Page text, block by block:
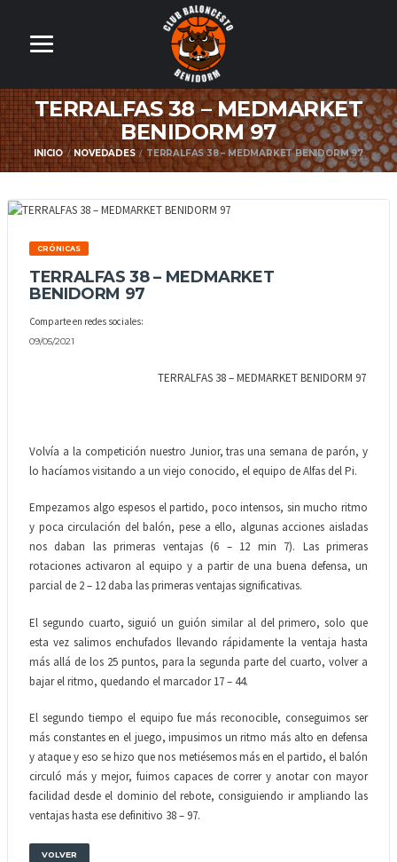
TERRALFAS 38 – MEDMARKET
BENIDORM 97
INICIO NOVEDADES TERRALFAS 38 – MEDMARKET BENIDORM 97
CRÓNICAS
TERRALFAS 38 – MEDMARKET
BENIDORM 97
Comparte en redes sociales:
09/05/2021
TERRALFAS 38 – MEDMARKET BENIDORM 97
Volvía a la competición nuestro Junior, tras una semana de parón, y
lo hacíamos visitando a un viejo conocido, el equipo de Alfas del Pi.
Empezamos algo espesos el partido, poco intensos, sin mucho ritmo
y poca circulación del balón, pese a ello, algunas acciones aisladas
nos daban las primeras ventajas (6 – 12 min 7). Las primeras
rotaciones activaron al equipo y a partir de una buena defensa, un
parcial de 2 – 12 daba las primeras ventajas significativas.
El segundo cuarto, siguió un guión similar al del primero, solo que
esta vez salimos enchufados llevando rápidamente la ventaja hasta
más allá de los 25 puntos, para la segunda parte del cuarto, volver a
bajar el ritmo, quedando el marcador 17 – 44.
El segundo tiempo el equipo fue más reconocible, conseguimos ser
más constantes en el juego, impusimos un ritmo más alto en defensa
y ataque y eso se hizo que nos metiésemos más en el partido, el balón
circuló más y mejor, fuimos capaces de correr y anotar con mayor
facilidad desde el dominio del rebote, consiguiendo ir ampliando las
ventajas hasta ese definitivo 38 – 97.
VOLVER